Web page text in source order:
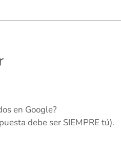
en Google?
debe ser SIEMPRE tú).